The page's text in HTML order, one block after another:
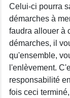
Celui-ci pourra
démarches à
faudra allouer à
démarches, il
qu'ensemble,
l'enlèvement.
responsabilité
fois ceci